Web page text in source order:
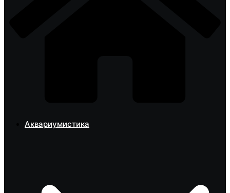
Аквариумистика